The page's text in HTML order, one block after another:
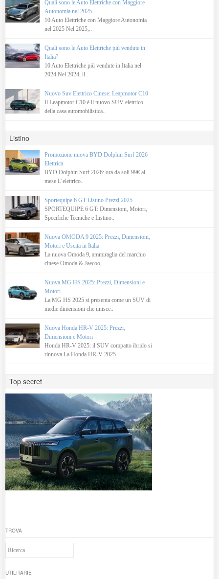
Quali sono le Auto Elettriche con Maggiore
Autonomia nel 2025
10 Auto Elettriche con Maggiore Autonomia
nel 2025 Nel 2025,..
Quali sono le Auto Elettriche più vendute in
Italia?
10 Auto Elettriche più vendute in Italia nel
2024 Nel 2024, il..
Nuovo Suv Elettrico Cinese: Leapmotor C10
Il Leapmotor C10 è il nuovo SUV elettrico
della casa automobilistica..
Listino
Promozione nuova BYD Dolphin Surf 2026
Elettrica
BYD Dolphin Surf 2026: ora da soli 99€ al
mese L’elettrico..
Sportequipe 6 GT Listino Prezzi 2025
SPORTEQUIPE 6 GT: Dimensioni, Motori,
Specifiche Tecniche e Listino..
Nuova OMODA 9 2025: Prezzi, Dimensioni,
Motori e Uscita in Italia
La nuova Omoda 9, ammiraglia del marchio
cinese Omoda & Jaecoo,..
Nuova MG HS 2025: Prezzi, Dimensioni e
Motori
La MG HS 2025 si presenta come un SUV di
medie dimensioni che unisce..
Nuova Honda HR-V 2025: Prezzi,
Dimensioni e Motori
Honda HR-V 2025: il SUV compatto ibrido si
rinnova La Honda HR-V 2025..
Top secret
TROVA
UTILITARIE